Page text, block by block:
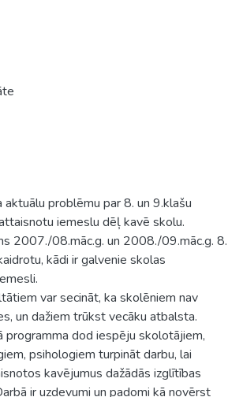
aktuālu problēmu par 8. un 9.klašu
iemeslu dēļ kavē skolu.
2007./08.māc.g. un 2008./09.māc.g. 8.
kādi ir galvenie skolas
var secināt, ka skolēniem nav
un dažiem trūkst vecāku atbalsta.
dod iespēju skolotājiem,
psihologiem turpināt darbu, lai
kavējumus dažādās izglītības
ir uzdevumi un padomi kā novērst